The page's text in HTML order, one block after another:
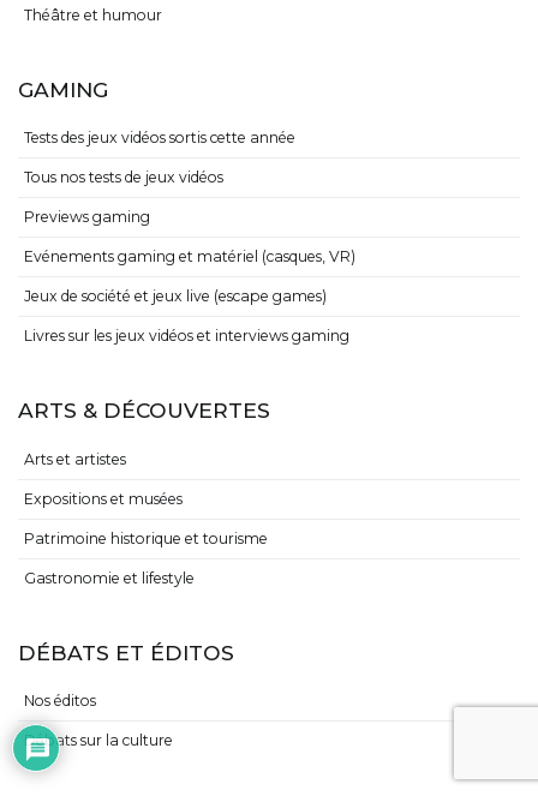
Théâtre et humour
GAMING
Tests des jeux vidéos sortis cette année
Tous nos tests de jeux vidéos
Previews gaming
Evénements gaming et matériel (casques, VR)
Jeux de société et jeux live (escape games)
Livres sur les jeux vidéos et interviews gaming
ARTS & DÉCOUVERTES
Arts et artistes
Expositions et musées
Patrimoine historique et tourisme
Gastronomie et lifestyle
DÉBATS ET ÉDITOS
Nos éditos
Débats sur la culture